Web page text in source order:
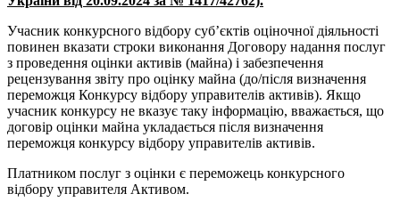
Учасник конкурсного відбору суб’єктів оціночної діяльності
повинен вказати строки виконання Договору надання послуг
з проведення оцінки активів (майна) і забезпечення
рецензування звіту про оцінку майна (до/після визначення
переможця Конкурсу відбору управителів активів). Якщо
учасник конкурсу не вказує таку інформацію, вважається, що
договір оцінки майна укладається після визначення
переможця конкурсу відбору управителів активів.
Платником послуг з оцінки є переможець конкурсного
відбору управителя Активом.